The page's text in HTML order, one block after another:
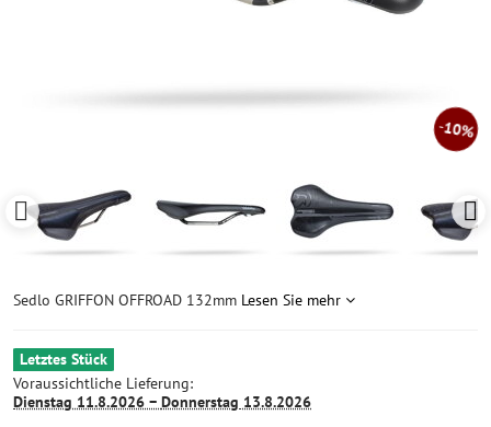
10%
Sedlo GRIFFON OFFROAD 132mm Lesen Sie mehr
Letztes Stück
Voraussichtliche Lieferung:
Dienstag 11.8.2026 − Donnerstag 13.8.2026